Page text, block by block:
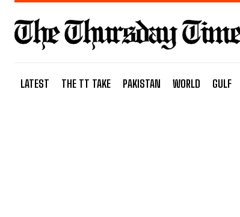
LATEST THE TT TAKE PAKISTAN WORLD GULF